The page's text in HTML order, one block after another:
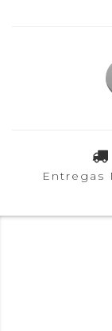
Entregas